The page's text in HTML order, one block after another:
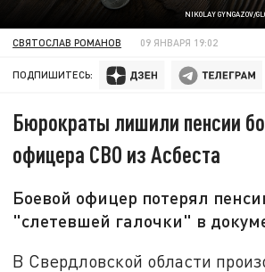
NIKOLAY GYNGAZOV/
СВЯТОСЛАВ РОМАНОВ 09 ЯНВАРЯ 19:02
ПОДПИШИТЕСЬ:
Бюрократы лишили пенсии
офицера СВО из Асбеста
Боевой офицер потерял
"слетевшей галочки" в
В Свердловской области